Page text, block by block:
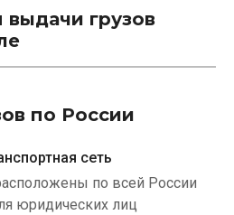
грузов
по России
сеть
по всей России
юридических лиц